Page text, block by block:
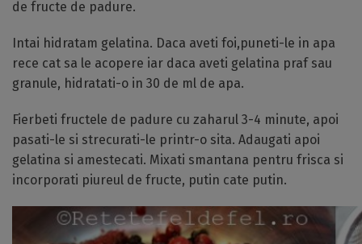
de fructe de padure.
Intai hidratam gelatina. Daca aveti foi,puneti-le in apa
rece cat sa le acopere iar daca aveti gelatina praf sau
granule, hidratati-o in 30 de ml de apa.
Fierbeti fructele de padure cu zaharul 3-4 minute, apoi
pasati-le si strecurati-le printr-o sita. Adaugati apoi
gelatina si amestecati. Mixati smantana pentru frisca si
incorporati piureul de fructe, putin cate putin.